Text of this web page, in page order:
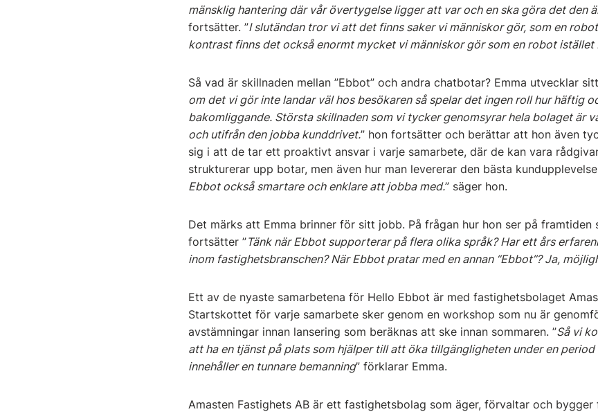
mänsklig hantering där vår övertygelse ligger att var och en ska göra det den
fortsätter. ”I slutändan tror vi att det finns saker vi människor gör, som en
kontrast finns det också enormt mycket vi människor gör som en robot istället
Så vad är skillnaden mellan ”Ebbot” och andra chatbotar? Emma utvecklar
om det vi gör inte landar väl hos besökaren så spelar det ingen roll hur häftig
bakomliggande. Största skillnaden som vi tycker genomsyrar hela bolaget är
och utifrån den jobba kunddrivet.” hon fortsätter och berättar att hon även
sig i att de tar ett proaktivt ansvar i varje samarbete, där de kan vara
strukturerar upp botar, men även hur man levererar den bästa
Ebbot också smartare och enklare att jobba med.” säger hon.
Det märks att Emma brinner för sitt jobb. På frågan hur hon ser på framtiden
fortsätter ”Tänk när Ebbot supporterar på flera olika språk? Har ett års
inom fastighetsbranschen? När Ebbot pratar med en annan “Ebbot”? Ja,
Ett av de nyaste samarbetena för Hello Ebbot är med fastighetsbolaget
Startskottet för varje samarbete sker genom en workshop som nu är
avstämningar innan lansering som beräknas att ske innan sommaren. ”Så vi
att ha en tjänst på plats som hjälper till att öka tillgängligheten under en
innehåller en tunnare bemanning” förklarar Emma.
Amasten Fastighets AB är ett fastighetsbolag som äger, förvaltar och